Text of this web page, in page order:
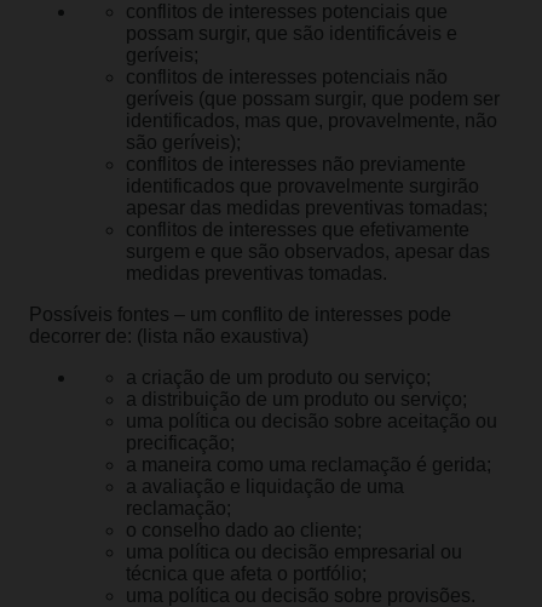
conflitos de interesses potenciais que
possam surgir, que são identificáveis e
geríveis;
conflitos de interesses potenciais não
geríveis (que possam surgir, que podem ser
identificados, mas que, provavelmente, não
são geríveis);
conflitos de interesses não previamente
identificados que provavelmente surgirão
apesar das medidas preventivas tomadas;
conflitos de interesses que efetivamente
surgem e que são observados, apesar das
medidas preventivas tomadas.
Possíveis fontes – um conflito de interesses pode
decorrer de: (lista não exaustiva)
a criação de um produto ou serviço;
a distribuição de um produto ou serviço;
uma política ou decisão sobre aceitação ou
precificação;
a maneira como uma reclamação é gerida;
a avaliação e liquidação de uma
reclamação;
o conselho dado ao cliente;
uma política ou decisão empresarial ou
técnica que afeta o portfólio;
uma política ou decisão sobre provisões.